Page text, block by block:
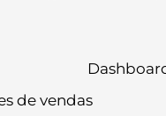
de vendas